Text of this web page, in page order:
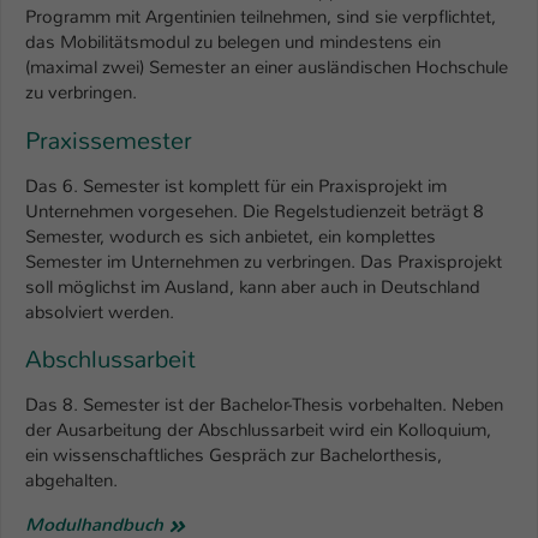
Programm mit Argentinien teilnehmen, sind sie verpflichtet,
das Mobilitätsmodul zu belegen und mindestens ein
(maximal zwei) Semester an einer ausländischen Hochschule
zu verbringen.
Praxissemester
Das 6. Semester ist komplett für ein Praxisprojekt im
Unternehmen vorgesehen. Die Regelstudienzeit beträgt 8
Semester, wodurch es sich anbietet, ein komplettes
Semester im Unternehmen zu verbringen. Das Praxisprojekt
soll möglichst im Ausland, kann aber auch in Deutschland
absolviert werden.
Abschlussarbeit
Das 8. Semester ist der Bachelor-Thesis vorbehalten. Neben
der Ausarbeitung der Abschlussarbeit wird ein Kolloquium,
ein wissenschaftliches Gespräch zur Bachelorthesis,
abgehalten.
Modulhandbuch
Zweck
Einstellungen. Unter anderem eine zufällig
generierte ID, für die historische
Speicherung Ihrer vorgenommen
Name fe_typo_user / PHPSESSID
Anbieter TYPO3
Laufzeit 1 Woche
Zweck
Cookie von TYPO3. Es speichert im Fall
eines Intranet-Logins die Session-ID. So
kann der eingeloggte Benutzer
wiedererkannt werden und es wird ihm